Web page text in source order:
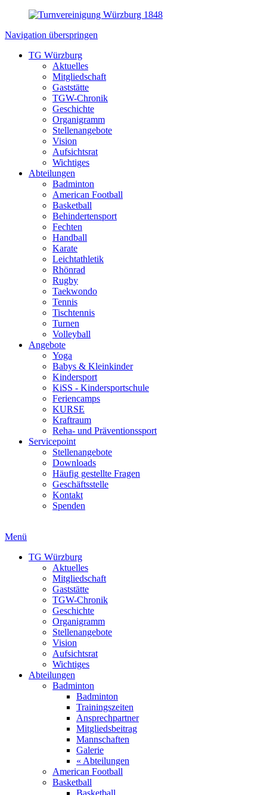
Navigation überspringen
TG Würzburg
Aktuelles
Mitgliedschaft
Gaststätte
TGW-Chronik
Geschichte
Organigramm
Stellenangebote
Vision
Aufsichtsrat
Wichtiges
Abteilungen
Badminton
American Football
Basketball
Behindertensport
Fechten
Handball
Karate
Leichtathletik
Rhönrad
Rugby
Taekwondo
Tennis
Tischtennis
Turnen
Volleyball
Angebote
Yoga
Babys & Kleinkinder
Kindersport
KiSS - Kindersportschule
Feriencamps
KURSE
Kraftraum
Reha- und Präventionssport
Servicepoint
Stellenangebote
Downloads
Häufig gestellte Fragen
Geschäftsstelle
Kontakt
Spenden
Menü
TG Würzburg
Aktuelles
Mitgliedschaft
Gaststätte
TGW-Chronik
Geschichte
Organigramm
Stellenangebote
Vision
Aufsichtsrat
Wichtiges
Abteilungen
Badminton
Badminton
Trainingszeiten
Ansprechpartner
Mitgliedsbeitrag
Mannschaften
Galerie
« Abteilungen
American Football
Basketball
Basketball